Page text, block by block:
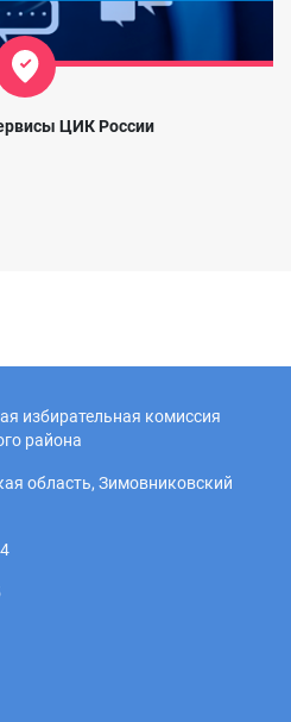
ЦИК России
избирательная комиссия
района
область, Зимовниковский